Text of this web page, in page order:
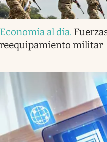
Economía al día.
reequipamiento militar